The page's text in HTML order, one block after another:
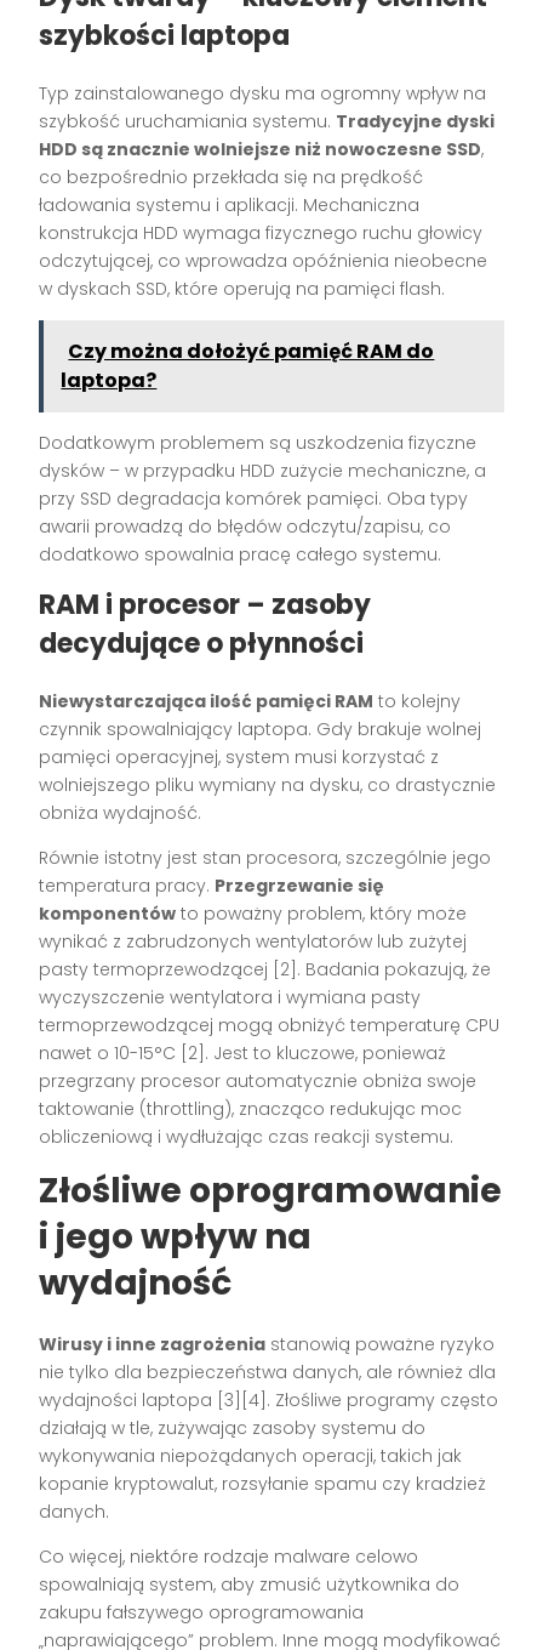
szybkości laptopa
Typ zainstalowanego dysku ma ogromny wpływ na
szybkość uruchamiania systemu. Tradycyjne dyski
HDD są znacznie wolniejsze niż nowoczesne SSD,
co bezpośrednio przekłada się na prędkość
ładowania systemu i aplikacji. Mechaniczna
konstrukcja HDD wymaga fizycznego ruchu głowicy
odczytującej, co wprowadza opóźnienia nieobecne
w dyskach SSD, które operują na pamięci flash.
Czy można dołożyć pamięć RAM do
laptopa?
Dodatkowym problemem są uszkodzenia fizyczne
dysków – w przypadku HDD zużycie mechaniczne, a
przy SSD degradacja komórek pamięci. Oba typy
awarii prowadzą do błędów odczytu/zapisu, co
dodatkowo spowalnia pracę całego systemu.
RAM i procesor – zasoby
decydujące o płynności
Niewystarczająca ilość pamięci RAM to kolejny
czynnik spowalniający laptopa. Gdy brakuje wolnej
pamięci operacyjnej, system musi korzystać z
wolniejszego pliku wymiany na dysku, co drastycznie
obniża wydajność.
Równie istotny jest stan procesora, szczególnie jego
temperatura pracy. Przegrzewanie się
komponentów to poważny problem, który może
wynikać z zabrudzonych wentylatorów lub zużytej
pasty termoprzewodzącej [2]. Badania pokazują, że
wyczyszczenie wentylatora i wymiana pasty
termoprzewodzącej mogą obniżyć temperaturę CPU
nawet o 10-15°C [2]. Jest to kluczowe, ponieważ
przegrzany procesor automatycznie obniża swoje
taktowanie (throttling), znacząco redukując moc
obliczeniową i wydłużając czas reakcji systemu.
Złośliwe oprogramowanie
i jego wpływ na
wydajność
Wirusy i inne zagrożenia stanowią poważne ryzyko
nie tylko dla bezpieczeństwa danych, ale również dla
wydajności laptopa [3][4]. Złośliwe programy często
działają w tle, zużywając zasoby systemu do
wykonywania niepożądanych operacji, takich jak
kopanie kryptowalut, rozsyłanie spamu czy kradzież
danych.
Co więcej, niektóre rodzaje malware celowo
spowalniają system, aby zmusić użytkownika do
zakupu fałszywego oprogramowania
„naprawiającego” problem. Inne mogą modyfikować